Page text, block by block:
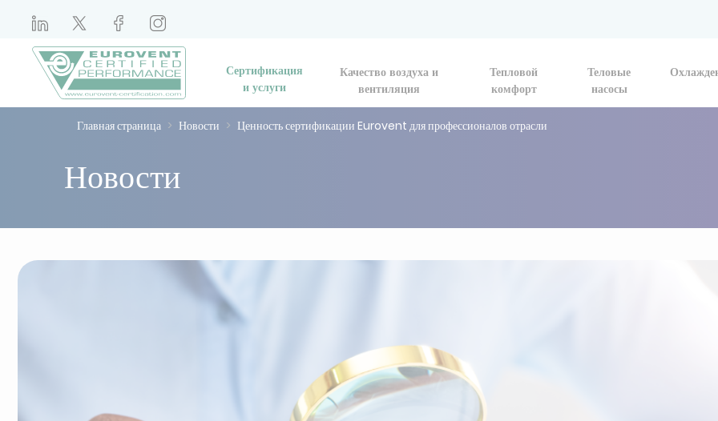
Сертификация
и услуги
Качество воздуха и
вентиляция
Тепловой
комфорт
Теловые
насосы
Главная страница Новости Ценность сертификации Eurovent для профессионалов отрасли
Новости